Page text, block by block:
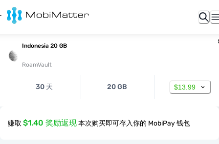
Indonesia 20 GB
RoamVault
30 天 20 GB $13.99
赚取 $1.40 奖励返现本次购买即可存入你的 MobiPay 钱包